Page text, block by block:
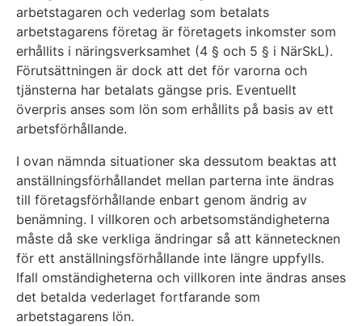
arbetstagaren och vederlag som betalats
arbetstagarens företag är företagets inkomster som
erhållits i näringsverksamhet (4 § och 5 § i NärSkL).
Förutsättningen är dock att det för varorna och
tjänsterna har betalats gängse pris. Eventuellt
överpris anses som lön som erhållits på basis av ett
arbetsförhållande.
I ovan nämnda situationer ska dessutom beaktas att
anställningsförhållandet mellan parterna inte ändras
till företagsförhållande enbart genom ändrig av
benämning. I villkoren och arbetsomständigheterna
måste då ske verkliga ändringar så att kännetecknen
för ett anställningsförhållande inte längre uppfylls.
Ifall omständigheterna och villkoren inte ändras anses
det betalda vederlaget fortfarande som
arbetstagarens lön.